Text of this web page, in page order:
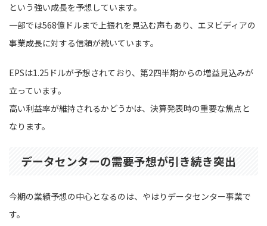
という強い成長を予想しています。
一部では568億ドルまで上振れを見込む声もあり、エヌビディアの
事業成長に対する信頼が続いています。
EPSは1.25ドルが予想されており、第2四半期からの増益見込みが
立っています。
高い利益率が維持されるかどうかは、決算発表時の重要な焦点と
なります。
データセンターの需要予想が引き続き突出
今期の業績予想の中心となるのは、やはりデータセンター事業で
す。